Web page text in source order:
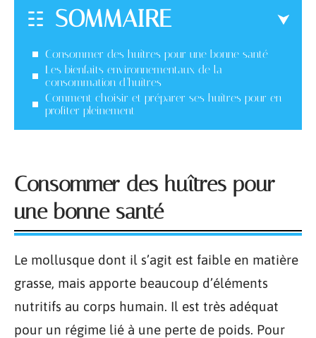
SOMMAIRE
Consommer des huîtres pour une bonne santé
Les bienfaits environnementaux de la
consommation d’huîtres
Comment choisir et préparer ses huîtres pour en
profiter pleinement
Consommer des huîtres pour
une bonne santé
Le mollusque dont il s’agit est faible en matière
grasse, mais apporte beaucoup d’éléments
nutritifs au corps humain. Il est très adéquat
pour un régime lié à une perte de poids. Pour